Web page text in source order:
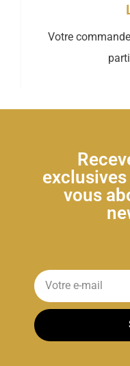
Votre
vous